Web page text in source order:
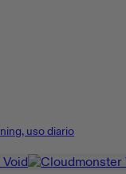
uso diario